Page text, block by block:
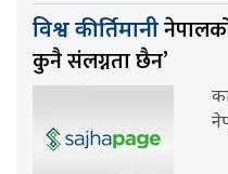
विश्व कीर्तिमानी
कुनै संलग्नता छैन’